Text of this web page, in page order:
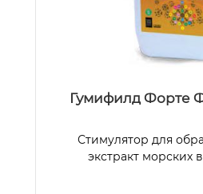
Гумифилд Форте
Стимулятор для
экстракт морских